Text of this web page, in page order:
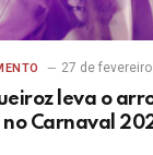
27 de
leva o
no Carnaval